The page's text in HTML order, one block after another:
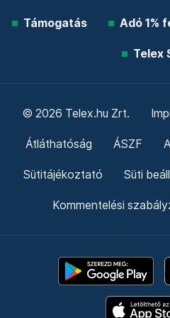
Támogatás Adó 1%
Telex
© 2026 Telex.hu Zrt.
Átláthatóság ÁSZF
Sütitájékoztató Süti
Kommentelési